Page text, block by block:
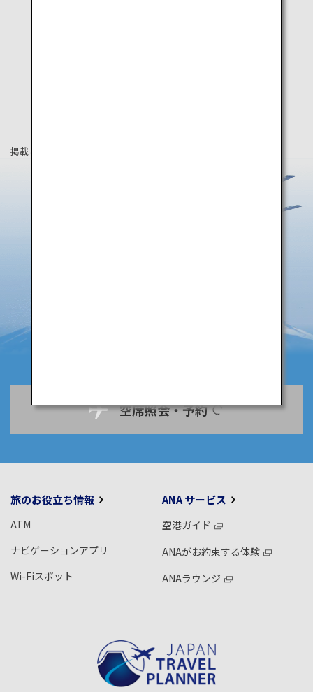
掲載している情報は2020年9月時点の情報です。
空席照会・予約
旅のお役立ち情報
ATM
ナビゲーションアプリ
Wi-Fiスポット
ANA サービス
空港ガイド
ANAがお約束する体験
ANAラウンジ